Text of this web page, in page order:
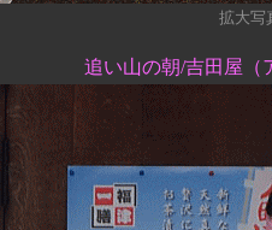
拡大写
追い山の朝/吉田屋（